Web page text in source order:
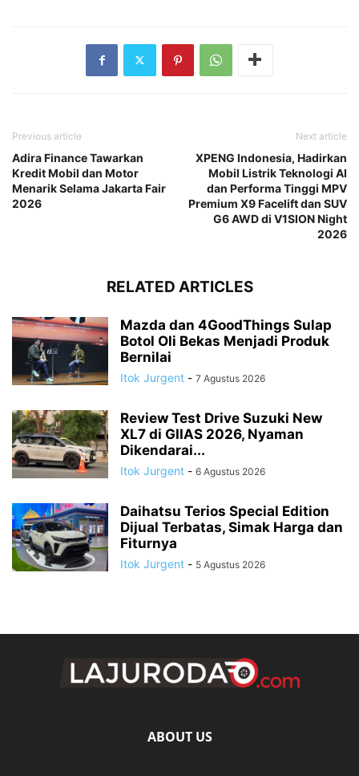
Previous article
Adira Finance Tawarkan
Kredit Mobil dan Motor
Menarik Selama Jakarta Fair
2026
Next article
XPENG Indonesia, Hadirkan
Mobil Listrik Teknologi AI
dan Performa Tinggi MPV
Premium X9 Facelift dan SUV
G6 AWD di V1SION Night
2026
RELATED ARTICLES
Mazda dan 4GoodThings Sulap
Botol Oli Bekas Menjadi Produk
Bernilai
Itok Jurgent - 7 Agustus 2026
Review Test Drive Suzuki New
XL7 di GIIAS 2026, Nyaman
Dikendarai...
Itok Jurgent - 6 Agustus 2026
Daihatsu Terios Special Edition
Dijual Terbatas, Simak Harga dan
Fiturnya
Itok Jurgent - 5 Agustus 2026
ABOUT US